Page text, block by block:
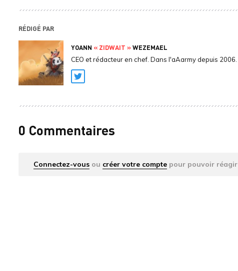
RÉDIGÉ PAR
YOANN « ZIDWAIT »WEZEMAEL
CEO et rédacteur en chef. Dans l'aAarmy depuis 2006.
Twitter
0 Commentaires
Connectez-vous ou créer votre compte pour pouvoir réagir